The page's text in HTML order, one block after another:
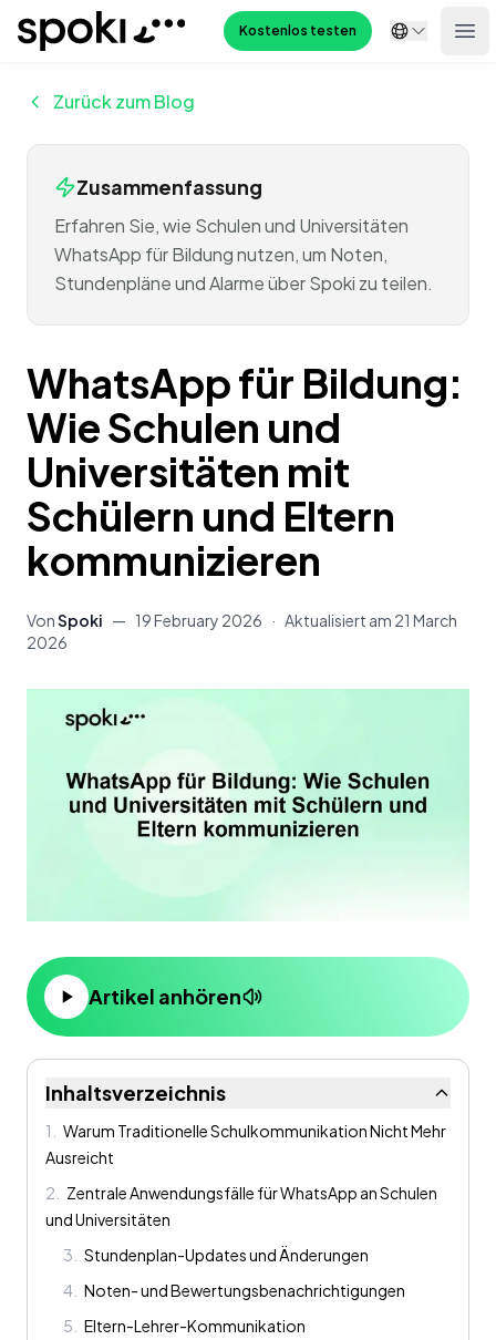
Spoki Kostenlos testen
Zurück zum Blog
Zusammenfassung
Erfahren Sie, wie Schulen und Universitäten
WhatsApp für Bildung nutzen, um Noten,
Stundenpläne und Alarme über Spoki zu teilen.
WhatsApp für Bildung:
Wie Schulen und
Universitäten mit
Schülern und Eltern
kommunizieren
VonSpoki — 19 February 2026 · Aktualisiert am 21 March
2026
Artikel anhören
Inhaltsverzeichnis
1
Warum Traditionelle Schulkommunikation Nicht Mehr
Ausreicht
2
Zentrale Anwendungsfälle für WhatsApp an Schulen
und Universitäten
3
Stundenplan-Updates und Änderungen
4
Noten- und Bewertungsbenachrichtigungen
5
Eltern-Lehrer-Kommunikation